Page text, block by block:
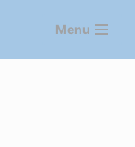
Menu